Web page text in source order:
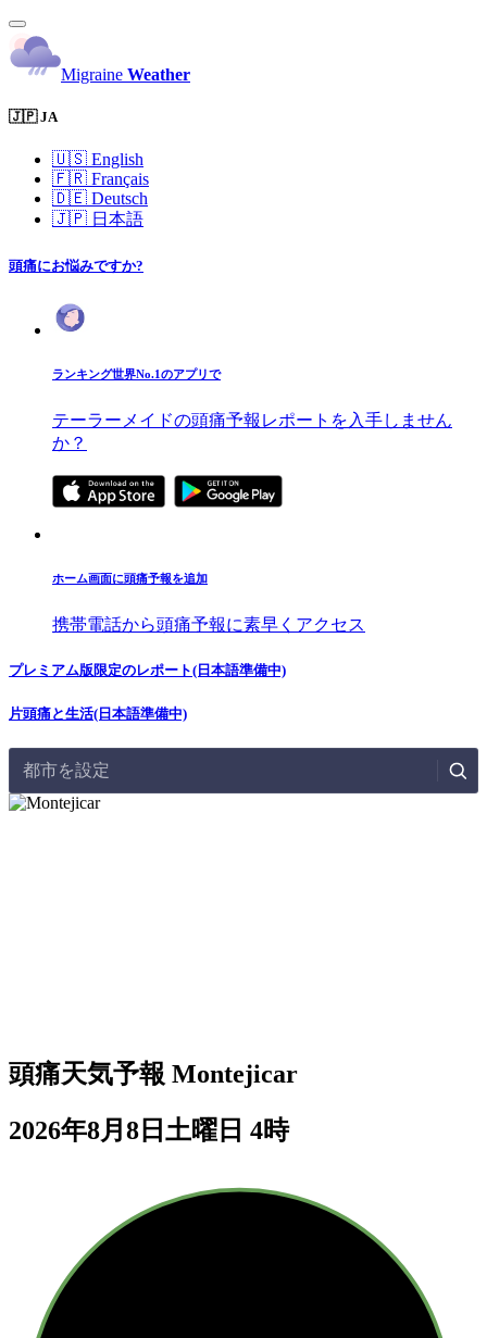
Migraine Weather
🇯🇵 JA
🇺🇸 English
🇫🇷 Français
🇩🇪 Deutsch
🇯🇵 日本語
頭痛にお悩みですか?
ランキング世界No.1のアプリで
テーラーメイドの頭痛予報レポートを入手しません
か？
ホーム画面に頭痛予報を追加
携帯電話から頭痛予報に素早くアクセス
プレミアム版限定のレポート(日本語準備中)
片頭痛と生活(日本語準備中)
都市を設定
頭痛天気予報 Montejicar
2026年8月8日土曜日 4時